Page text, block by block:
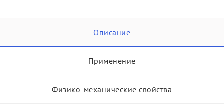
Описание
Применение
Физико-механические свойства